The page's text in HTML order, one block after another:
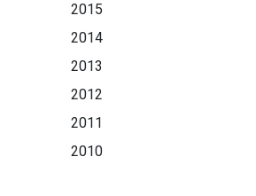
2015
2014
2013
2012
2011
2010